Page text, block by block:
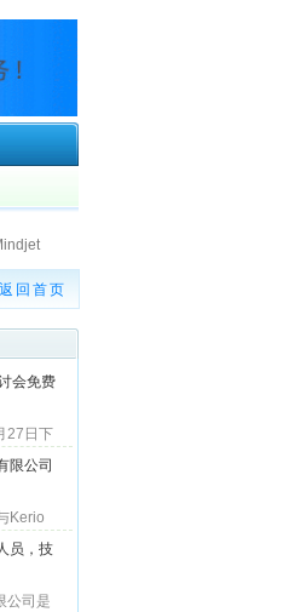
Limited.
返回首页
会免费
27日下
讨会，
巧，让
动画
加！...
限公司
Kerio
Abi
永通旗
为Kerio
员，技
公司是